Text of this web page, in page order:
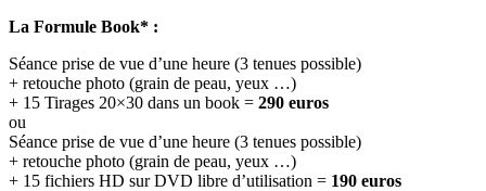
La Formule Book* :
Séance prise de vue d’une heure (3 tenues possible)
+ retouche photo (grain de peau, yeux …)
+ 15 Tirages 20×30 dans un book = 290 euros
ou
Séance prise de vue d’une heure (3 tenues possible)
+ retouche photo (grain de peau, yeux …)
+ 15 fichiers HD sur DVD libre d’utilisation = 190 euros